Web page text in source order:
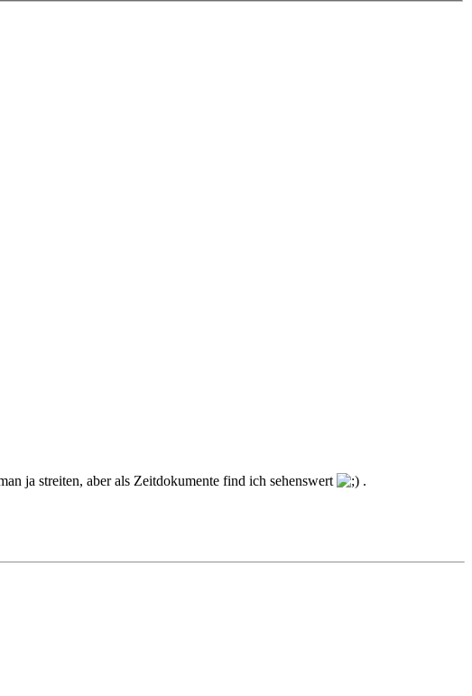
ja streiten, aber als Zeitdokumente find ich sehenswert
.